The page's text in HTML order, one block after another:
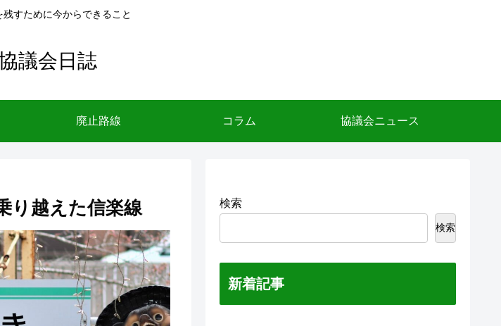
すために今からできること
議会日誌
廃止路線 コラム 協議会ニュース
り越えた信楽線 検索
検索
新着記事